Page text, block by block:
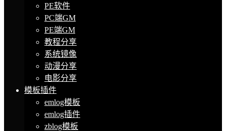
PE软件
PC端GM
PE端GM
教程分享
系统镜像
动漫分享
电影分享
模板插件
emlog模板
emlog插件
zblog模板